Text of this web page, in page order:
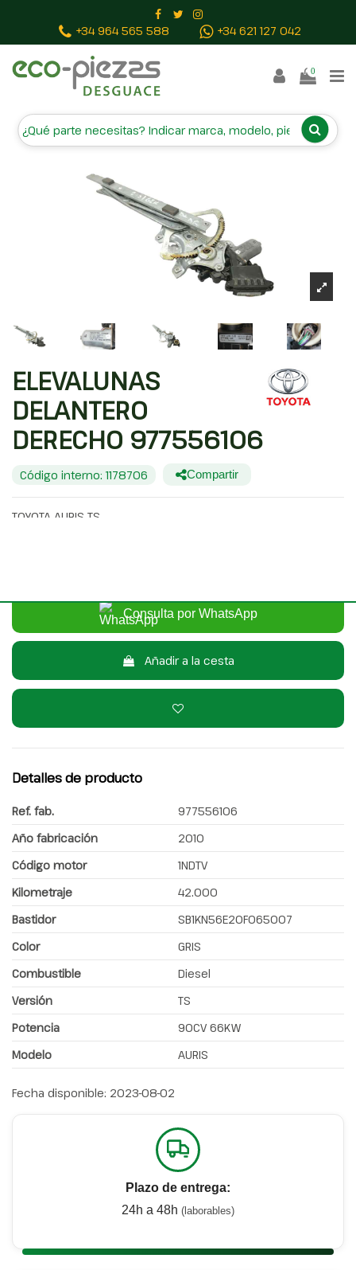
+34 964 565 588 +34 621 127 042
0
ELEVALUNAS DELANTERO
DERECHO 977556106
ELEVALUNAS
DELANTERO
DERECHO 977556106
Código interno: 1178706 Compartir
TOYOTA AURIS TS
Consulta por WhatsApp
Añadir a la cesta
Detalles de producto
Ref. fab.
977556106
Año fabricación
2010
Código motor
1NDTV
Kilometraje
42.000
Bastidor
SB1KN56E20F065007
Color
GRIS
Combustible
Diesel
Versión
TS
Potencia
90CV 66KW
Modelo
AURIS
Fecha disponible: 2023-08-02
Plazo de entrega:
24h a 48h (laborables)